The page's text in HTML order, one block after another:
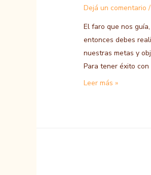
Dejá un comentario
El faro que nos
entonces debes
nuestras metas y
Para tener éxito
PLANIFICACION
Leer más »